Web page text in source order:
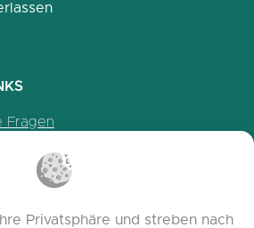
Fragen
Privatsphäre und streben nach